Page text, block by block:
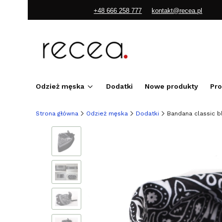
+48 666 258 777 kontakt@recea.pl
Odzież męska Dodatki Nowe produkty
Strona główna Odzież męska Dodatki Bandana classic